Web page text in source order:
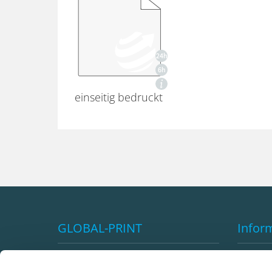
einseitig bedruckt
GLOBAL-PRINT